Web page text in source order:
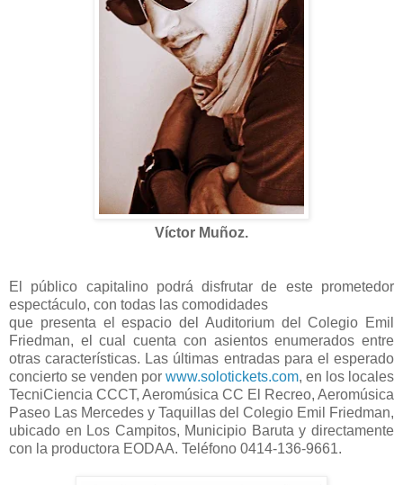
Víctor Muñoz.
El público capitalino podrá disfrutar de este prometedor
espectáculo, con todas las comodidades
que presenta el espacio del Auditorium del Colegio Emil
Friedman, el cual cuenta con asientos enumerados entre
otras características. Las últimas entradas para el esperado
concierto se venden por www.solotickets.com, en los locales
TecniCiencia CCCT, Aeromúsica CC El Recreo, Aeromúsica
Paseo Las Mercedes y Taquillas del Colegio Emil Friedman,
ubicado en Los Campitos, Municipio Baruta y directamente
con la productora EODAA. Teléfono 0414-136-9661.